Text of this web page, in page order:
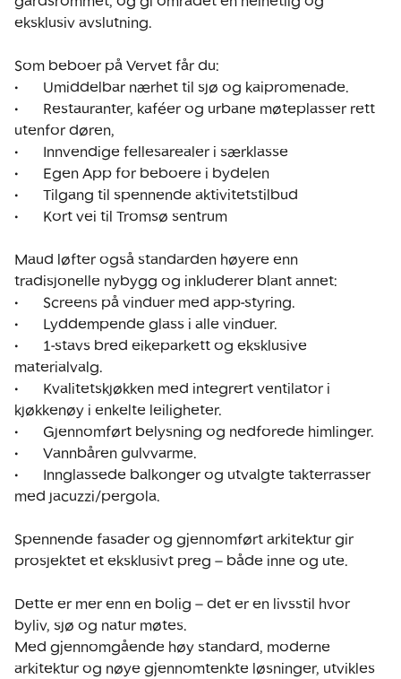
eksklusiv avslutning.
Som beboer på Vervet får du:
•	Umiddelbar nærhet til sjø og kaipromenade.
•	Restauranter, kaféer og urbane møteplasser rett
utenfor døren,
•	Innvendige fellesarealer i særklasse
•	Egen App for beboere i bydelen
•	Tilgang til spennende aktivitetstilbud
•	Kort vei til Tromsø sentrum
Maud løfter også standarden høyere enn
tradisjonelle nybygg og inkluderer blant annet:
•	Screens på vinduer med app-styring.
•	Lyddempende glass i alle vinduer.
•	1-stavs bred eikeparkett og eksklusive
materialvalg.
•	Kvalitetskjøkken med integrert ventilator i
kjøkkenøy i enkelte leiligheter.
•	Gjennomført belysning og nedforede himlinger.
•	Vannbåren gulvvarme.
•	Innglassede balkonger og utvalgte takterrasser
med jacuzzi/pergola.
Spennende fasader og gjennomført arkitektur gir
prosjektet et eksklusivt preg – både inne og ute.
Dette er mer enn en bolig – det er en livsstil hvor
byliv, sjø og natur møtes.
Med gjennomgående høy standard, moderne
arkitektur og nøye gjennomtenkte løsninger, utvikles